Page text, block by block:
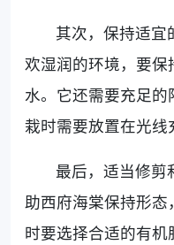
其次，保持适宜
欢湿润的环境，要
水。它还需要充足
栽时需要放置在光线
最后，适当修剪
助西府海棠保持形
时要选择合适的有